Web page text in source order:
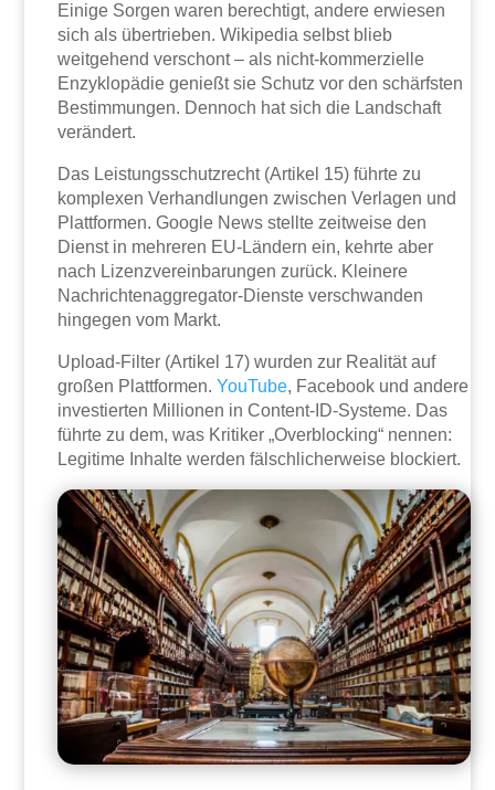
Einige Sorgen waren berechtigt, andere erwiesen
sich als übertrieben. Wikipedia selbst blieb
weitgehend verschont – als nicht-kommerzielle
Enzyklopädie genießt sie Schutz vor den schärfsten
Bestimmungen. Dennoch hat sich die Landschaft
verändert.
Das Leistungsschutzrecht (Artikel 15) führte zu
komplexen Verhandlungen zwischen Verlagen und
Plattformen. Google News stellte zeitweise den
Dienst in mehreren EU-Ländern ein, kehrte aber
nach Lizenzvereinbarungen zurück. Kleinere
Nachrichtenaggregator-Dienste verschwanden
hingegen vom Markt.
Upload-Filter (Artikel 17) wurden zur Realität auf
großen Plattformen.YouTube, Facebook und andere
investierten Millionen in Content-ID-Systeme. Das
führte zu dem, was Kritiker „Overblocking“ nennen:
Legitime Inhalte werden fälschlicherweise blockiert.